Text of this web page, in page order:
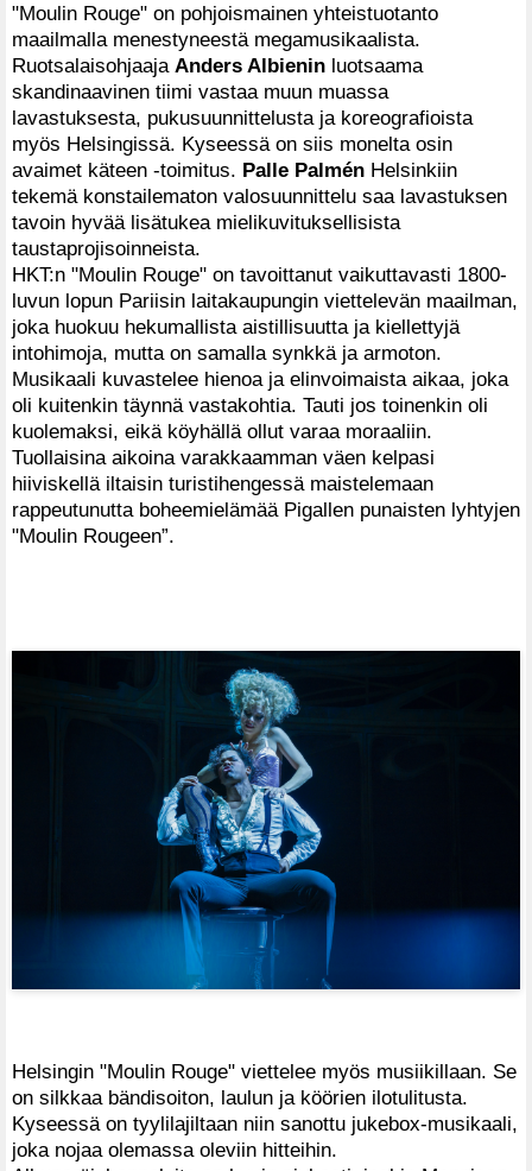
"Moulin Rouge" on pohjoismainen yhteistuotanto
maailmalla menestyneestä megamusikaalista.
Ruotsalaisohjaaja Anders Albienin luotsaama
skandinaavinen tiimi vastaa muun muassa
lavastuksesta, pukusuunnittelusta ja koreografioista
myös Helsingissä. Kyseessä on siis monelta osin
avaimet käteen -toimitus. Palle Palmén Helsinkiin
tekemä konstailematon valosuunnittelu saa lavastuksen
tavoin hyvää lisätukea mielikuvituksellisista
taustaprojisoinneista.
HKT:n "Moulin Rouge" on tavoittanut vaikuttavasti 1800-
luvun lopun Pariisin laitakaupungin viettelevän maailman,
joka huokuu hekumallista aistillisuutta ja kiellettyjä
intohimoja, mutta on samalla synkkä ja armoton.
Musikaali kuvastelee hienoa ja elinvoimaista aikaa, joka
oli kuitenkin täynnä vastakohtia. Tauti jos toinenkin oli
kuolemaksi, eikä köyhällä ollut varaa moraaliin.
Tuollaisina aikoina varakkaamman väen kelpasi
hiiviskellä iltaisin turistihengessä maistelemaan
rappeutunutta boheemielämää Pigallen punaisten lyhtyjen
"Moulin Rougeen”.
Helsingin "Moulin Rouge" viettelee myös musiikillaan. Se
on silkkaa bändisoiton, laulun ja köörien ilotulitusta.
Kyseessä on tyylilajiltaan niin sanottu jukebox-musikaali,
joka nojaa olemassa oleviin hitteihin.